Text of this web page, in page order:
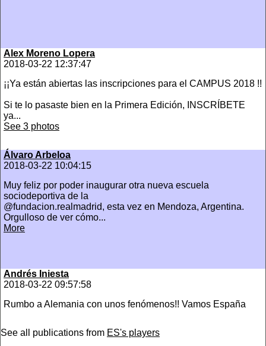
Alex Moreno Lopera
2018-03-22 12:37:47
¡¡Ya están abiertas las inscripciones para el CAMPUS 2018 !!
Si te lo pasaste bien en la Primera Edición, INSCRÍBETE
ya...
See 3 photos
Álvaro Arbeloa
2018-03-22 10:04:15
Muy feliz por poder inaugurar otra nueva escuela
sociodeportiva de la
@fundacion.realmadrid, esta vez en Mendoza, Argentina.
Orgulloso de ver cómo...
More
Andrés Iniesta
2018-03-22 09:57:58
Rumbo a Alemania con unos fenómenos!! Vamos España
See all publications from ES's players